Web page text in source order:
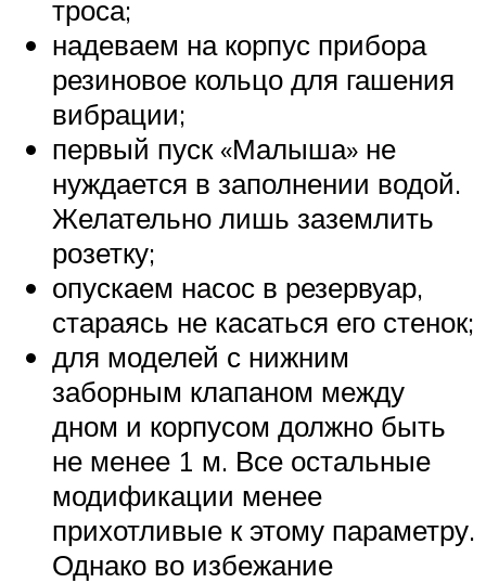
троса;
надеваем на корпус прибора
резиновое кольцо для гашения
вибрации;
первый пуск «Малыша» не
нуждается в заполнении водой.
Желательно лишь заземлить
розетку;
опускаем насос в резервуар,
стараясь не касаться его стенок;
для моделей с нижним
заборным клапаном между
дном и корпусом должно быть
не менее 1 м. Все остальные
модификации менее
прихотливые к этому параметру.
Однако во избежание